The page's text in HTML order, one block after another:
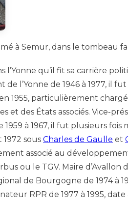
à Semur, dans le tombeau
l’Yonne qu’il fit sa carrière
l’Yonne de 1946 à 1977, il
1955, particulièrement
et des États associés. Vice-
1959 à 1967, il fut plusieurs fois
sous Charles de Gaulle et
associé au
ou le TGV. Maire d’Avallon
de Bourgogne de 1974 à
RPR de 1977 à 1995,